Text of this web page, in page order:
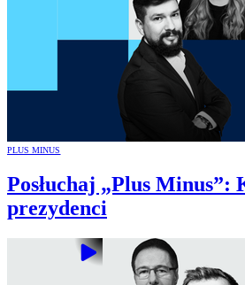
PLUS MINUS
Posłuchaj „Plus Minus”:
prezydenci